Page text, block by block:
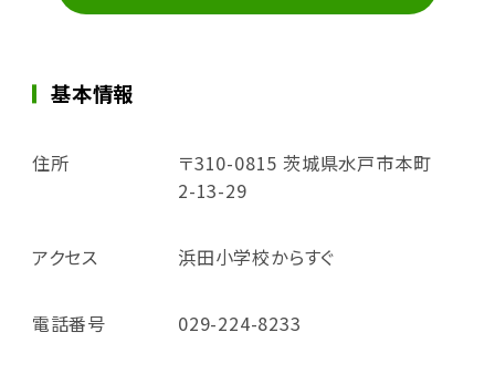
基本情報
住所
〒310-0815 茨城県水戸市本町
2-13-29
アクセス 浜田小学校からすぐ
電話番号 029-224-8233